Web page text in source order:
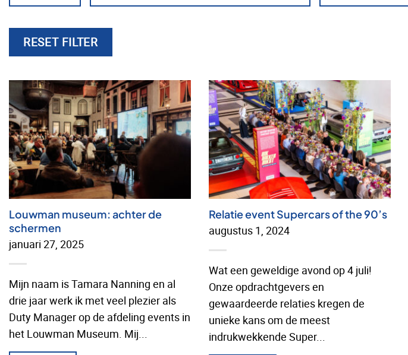
RESET FILTER
Louwman museum: achter de
schermen
januari 27, 2025
Mijn naam is Tamara Nanning en al
drie jaar werk ik met veel plezier als
Duty Manager op de afdeling events in
het Louwman Museum. Mij...
Relatie event Supercars of the 90’s
augustus 1, 2024
Wat een geweldige avond op 4 juli!
Onze opdrachtgevers en
gewaardeerde relaties kregen de
unieke kans om de meest
indrukwekkende Super...